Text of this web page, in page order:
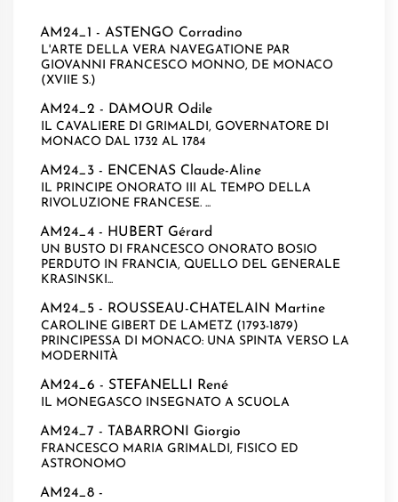
AM24_1 - ASTENGO Corradino
L'ARTE DELLA VERA NAVEGATIONE PAR
GIOVANNI FRANCESCO MONNO, DE MONACO
(XVIIE S.)
AM24_2 - DAMOUR Odile
IL CAVALIERE DI GRIMALDI, GOVERNATORE DI
MONACO DAL 1732 AL 1784
AM24_3 - ENCENAS Claude-Aline
IL PRINCIPE ONORATO III AL TEMPO DELLA
RIVOLUZIONE FRANCESE. ...
AM24_4 - HUBERT Gérard
UN BUSTO DI FRANCESCO ONORATO BOSIO
PERDUTO IN FRANCIA, QUELLO DEL GENERALE
KRASINSKI...
AM24_5 - ROUSSEAU-CHATELAIN Martine
CAROLINE GIBERT DE LAMETZ (1793-1879)
PRINCIPESSA DI MONACO: UNA SPINTA VERSO LA
MODERNITÀ
AM24_6 - STEFANELLI René
IL MONEGASCO INSEGNATO A SCUOLA
AM24_7 - TABARRONI Giorgio
FRANCESCO MARIA GRIMALDI, FISICO ED
ASTRONOMO
AM24_8 -